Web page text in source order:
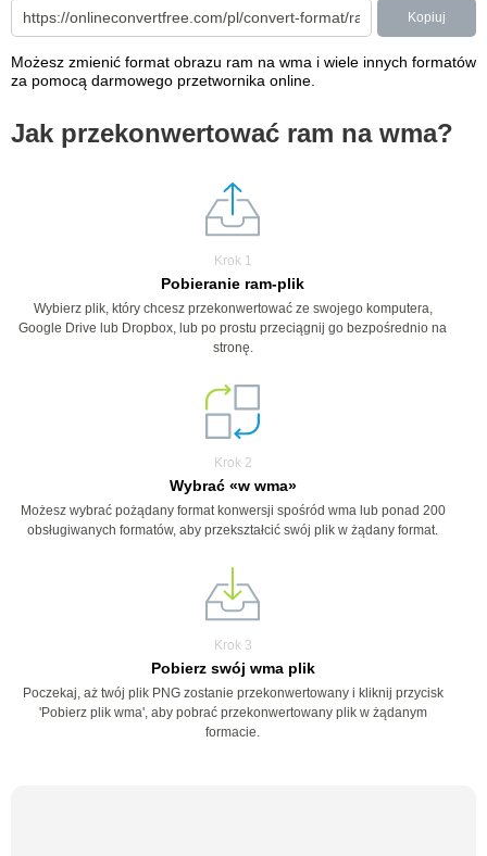
Kopiuj
Możesz zmienić format obrazu ram na wma i wiele innych formatów
za pomocą darmowego przetwornika online.
Jak przekonwertować ram na wma?
Krok 1
Pobieranie ram-plik
Wybierz plik, który chcesz przekonwertować ze swojego komputera,
Google Drive lub Dropbox, lub po prostu przeciągnij go bezpośrednio na
stronę.
Krok 2
Wybrać «w wma»
Możesz wybrać pożądany format konwersji spośród wma lub ponad 200
obsługiwanych formatów, aby przekształcić swój plik w żądany format.
Krok 3
Pobierz swój wma plik
Poczekaj, aż twój plik PNG zostanie przekonwertowany i kliknij przycisk
'Pobierz plik wma', aby pobrać przekonwertowany plik w żądanym
formacie.